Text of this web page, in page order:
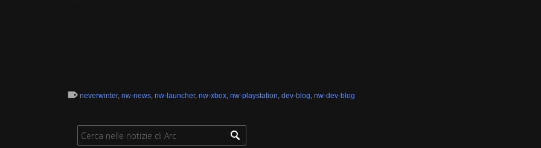
neverwinter, nw-news, nw-launcher, nw-xbox, nw-playstation, dev-blog, nw-dev-blog